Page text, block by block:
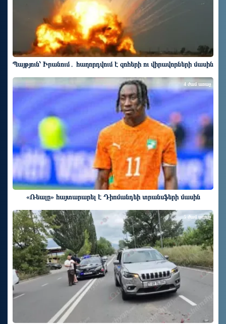
Պայթյուն՝ Իրանում․ հաղորդվում է զոհերի ու վիրավորների մասին
«Ռեալը» հայտարարել է Դիոմանդեի տրանսֆերի մասին
4 ժամ առաջ
5 ժամ առաջ